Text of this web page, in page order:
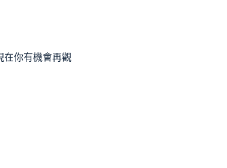
在你有機會再觀